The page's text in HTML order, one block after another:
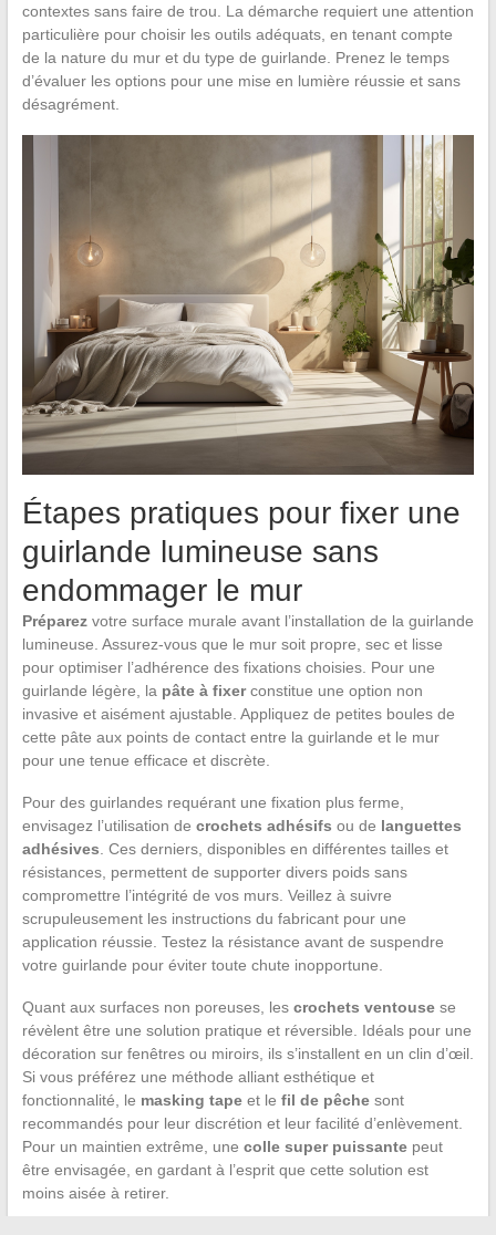
contextes sans faire de trou. La démarche requiert une attention
particulière pour choisir les outils adéquats, en tenant compte
de la nature du mur et du type de guirlande. Prenez le temps
d’évaluer les options pour une mise en lumière réussie et sans
désagrément.
Étapes pratiques pour fixer une
guirlande lumineuse sans
endommager le mur
Préparezvotre surface murale avant l’installation de la guirlande
lumineuse. Assurez-vous que le mur soit propre, sec et lisse
pour optimiser l’adhérence des fixations choisies. Pour une
guirlande légère, la pâte à fixerconstitue une option non
invasive et aisément ajustable. Appliquez de petites boules de
cette pâte aux points de contact entre la guirlande et le mur
pour une tenue efficace et discrète.
Pour des guirlandes requérant une fixation plus ferme,
envisagez l’utilisation de crochets adhésifs ou de languettes
adhésives . Ces derniers, disponibles en différentes tailles et
résistances, permettent de supporter divers poids sans
compromettre l’intégrité de vos murs. Veillez à suivre
scrupuleusement les instructions du fabricant pour une
application réussie. Testez la résistance avant de suspendre
votre guirlande pour éviter toute chute inopportune.
Quant aux surfaces non poreuses, les crochets ventousese
révèlent être une solution pratique et réversible. Idéals pour une
décoration sur fenêtres ou miroirs, ils s’installent en un clin d’œil.
Si vous préférez une méthode alliant esthétique et
fonctionnalité, le masking tapeet le fil de pêchesont
recommandés pour leur discrétion et leur facilité d’enlèvement.
Pour un maintien extrême, une colle super puissantepeut
être envisagée, en gardant à l’esprit que cette solution est
moins aisée à retirer.